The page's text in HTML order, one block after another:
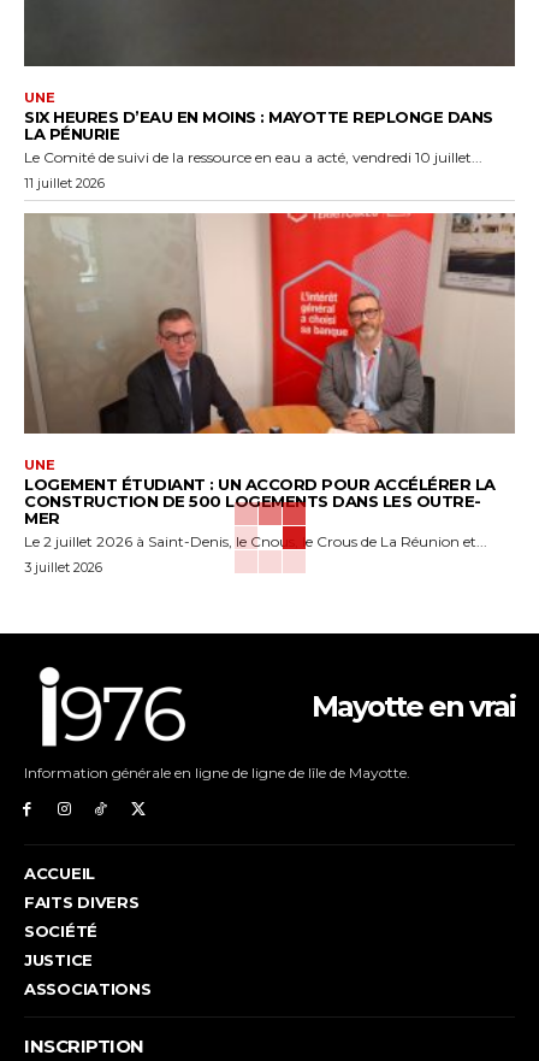
UNE
SIX HEURES D’EAU EN MOINS : MAYOTTE REPLONGE DANS
LA PÉNURIE
Le Comité de suivi de la ressource en eau a acté, vendredi 10 juillet...
11 juillet 2026
UNE
LOGEMENT ÉTUDIANT : UN ACCORD POUR ACCÉLÉRER LA
CONSTRUCTION DE 500 LOGEMENTS DANS LES OUTRE-
MER
Le 2 juillet 2026 à Saint-Denis, le Cnous, le Crous de La Réunion et...
3 juillet 2026
Mayotte en vrai
Information générale en ligne de ligne de lîle de Mayotte.
ACCUEIL
FAITS DIVERS
SOCIÉTÉ
JUSTICE
ASSOCIATIONS
INSCRIPTION